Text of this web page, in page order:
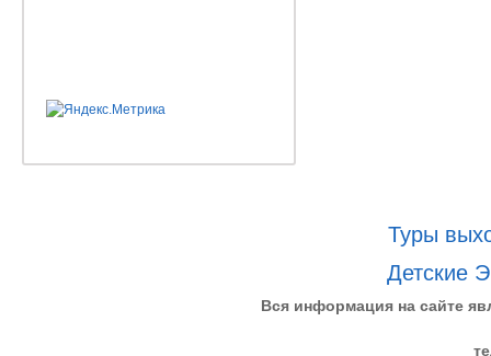
Туры
Детские
Вся информация на сайте